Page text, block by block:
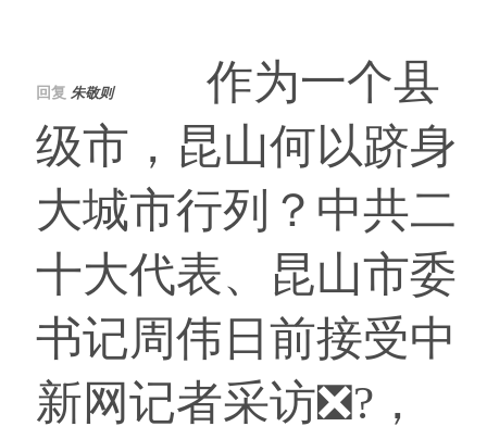
回复 朱敬则作为一个县
级市，昆山何以跻身
大城市行列？中共二
十大代表、昆山市委
书记周伟日前接受中
新网记者采访❎?，